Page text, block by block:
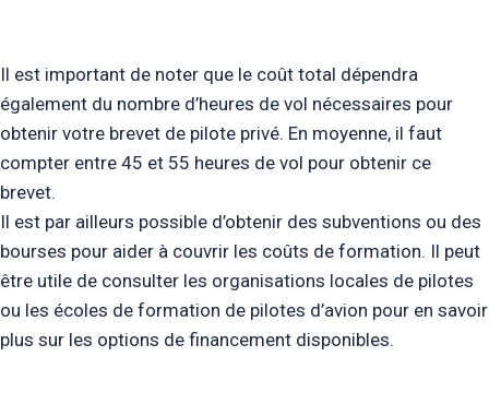
Il est important de noter que le coût total dépendra
également du nombre d’heures de vol nécessaires pour
obtenir votre brevet de pilote privé. En moyenne, il faut
compter entre 45 et 55 heures de vol pour obtenir ce
brevet.
Il est par ailleurs possible d’obtenir des subventions ou des
bourses pour aider à couvrir les coûts de formation. Il peut
être utile de consulter les organisations locales de pilotes
ou les écoles de formation de pilotes d’avion pour en savoir
plus sur les options de financement disponibles.